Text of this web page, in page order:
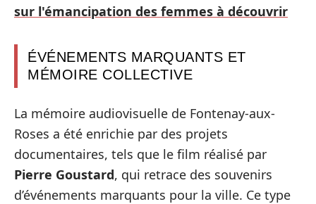
sur l'émancipation des femmes à découvrir
ÉVÉNEMENTS MARQUANTS ET
MÉMOIRE COLLECTIVE
La mémoire audiovisuelle de Fontenay-aux-
Roses a été enrichie par des projets
documentaires, tels que le film réalisé par
Pierre Goustard, qui retrace des souvenirs
d’événements marquants pour la ville. Ce type